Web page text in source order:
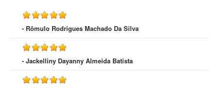
- Rômulo Rodrigues Machado Da Silva
- Jackelliny Dayanny Almeida Batista